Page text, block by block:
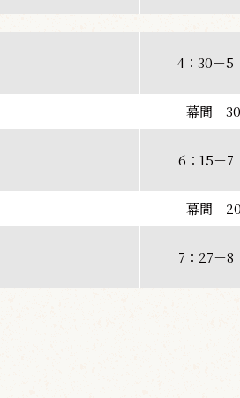
4：30－5
幕間
6：15－7
幕間
7：27－8